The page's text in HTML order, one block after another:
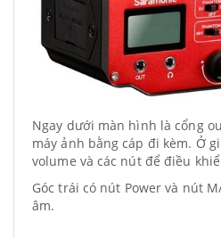
Ngay dưới màn hình là cổng
máy ảnh bằng cáp đi kèm. Ở
volume và các nút để điều
Góc trái có nút Power và nút
âm.